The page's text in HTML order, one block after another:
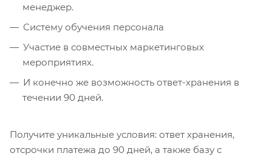
менеджер.
Систему обучения персонала
Участие в совместных маркетинговых
мероприятиях.
И конечно же возможность ответ-хранения в
течении 90 дней.
Получите уникальные условия: ответ хранения,
отсрочки платежа до 90 дней, а также базу с